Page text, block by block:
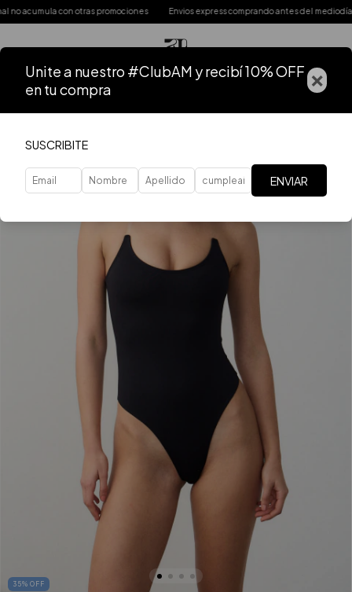
con otras promociones Envios express comprando antes del mediodía
35% OFF
Unite a nuestro #ClubAM y recibí 10% OFF
en tu compra
×
SUSCRIBITE
ENVIAR